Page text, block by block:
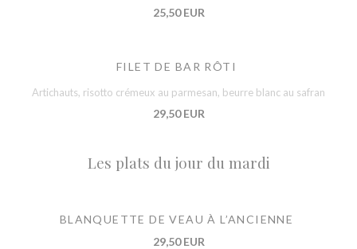
25,50 EUR
FILET DE BAR RÔTI
Artichauts, risotto crémeux au parmesan, beurre blanc au safran
29,50 EUR
Les plats du jour du mardi
BLANQUETTE DE VEAU À L’ANCIENNE
29,50 EUR